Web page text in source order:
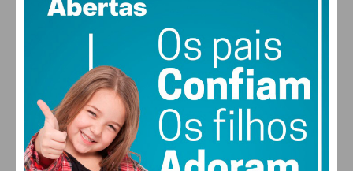
28 °
SÁB
27
DOM
28
SEG
29
TER